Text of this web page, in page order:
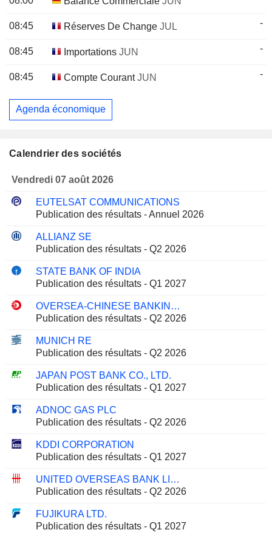
08:45 Réserves De Change JUL -
08:45 Importations JUN -
08:45 Compte CourantJUN -
Agenda économique
Calendrier des sociétés
Vendredi 07 août 2026
EUTELSAT COMMUNICATIONS
Publication des résultats - Annuel 2026
ALLIANZ SE
Publication des résultats - Q2 2026
STATE BANK OF INDIA
Publication des résultats - Q1 2027
OVERSEA-CHINESE BANKING CORPORATION LIMITED
Publication des résultats - Q2 2026
MUNICH RE
Publication des résultats - Q2 2026
JAPAN POST BANK CO., LTD.
Publication des résultats - Q1 2027
ADNOC GAS PLC
Publication des résultats - Q2 2026
KDDI CORPORATION
Publication des résultats - Q1 2027
UNITED OVERSEAS BANK LIMITED
Publication des résultats - Q2 2026
FUJIKURA LTD.
Publication des résultats - Q1 2027